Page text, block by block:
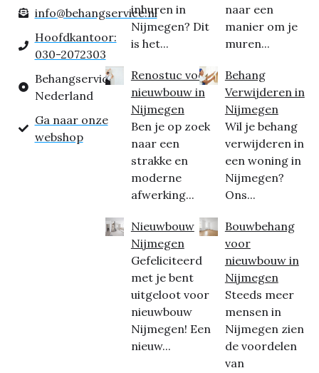
info@behangservice.nl
Hoofdkantoor:
030-2072303
Behangservice
Nederland
Ga naar onze
webshop
inhuren in
Nijmegen? Dit
is het...
Renostuc voor
nieuwbouw in
Nijmegen
Ben je op zoek
naar een
strakke en
moderne
afwerking...
Nieuwbouw
Nijmegen
Gefeliciteerd
met je bent
uitgeloot voor
nieuwbouw
Nijmegen! Een
nieuw...
naar een
manier om je
muren...
Behang
Verwijderen in
Nijmegen
Wil je behang
verwijderen in
een woning in
Nijmegen?
Ons...
Bouwbehang
voor
nieuwbouw in
Nijmegen
Steeds meer
mensen in
Nijmegen zien
de voordelen
van